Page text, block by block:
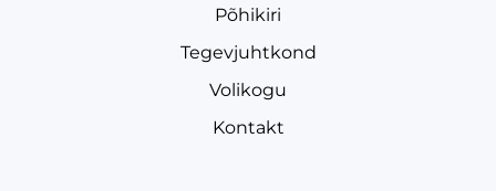
Põhikiri
Tegevjuhtkond
Volikogu
Kontakt